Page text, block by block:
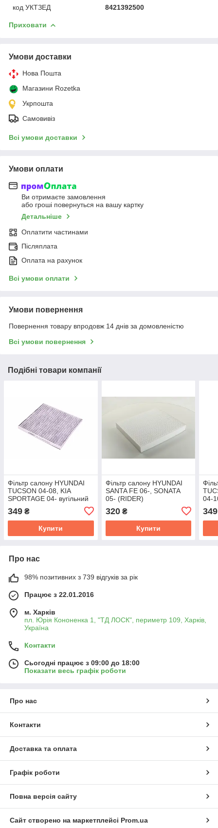
код УКТЗЕД
8421392500
Приховати
Умови доставки
Нова Пошта
Магазини Rozetka
Укрпошта
Самовивіз
Всі умови доставки
Умови оплати
Ви отримаєте замовлення
або гроші повернуться на вашу картку
Детальніше
Оплатити частинами
Післяплата
Оплата на рахунок
Всі умови оплати
Умови повернення
Повернення товару впродовж 14 днів за домовленістю
Всі умови повернення
Подібні товари компанії
Фільтр салону HYUNDAI
TUCSON 04-08, KIA
SPORTAGE 04- вугільний
(RIDER) RD.61J6WP9302C
349 ₴
Купити
Фільтр салону HYUNDAI
SANTA FE 06-, SONATA
05- (RIDER)
320₴
Купити
04-
349
Про нас
98% позитивних з 739 відгуків за рік
Працює з 22.01.2016
м. Харків
пл. Юрія Кононенка 1, "ТД ЛОСК", периметр 109, Харків,
Україна
Контакти
Сьогодні працює з 09:00 до 18:00
Показати весь графік роботи
Про нас
Контакти
Доставка та оплата
Графік роботи
Повна версія сайту
Сайт створено на маркетплейсі Prom.ua